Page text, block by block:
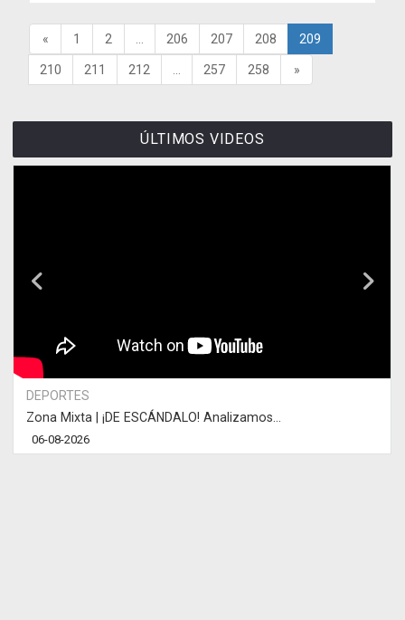
« 1 2 206 207 208 209
210 211 212 257 258 »
ÚLTIMOS VIDEOS
DEPORTES
Zona Mixta | ¡DE ESCÁNDALO! Analizamos...
06-08-2026